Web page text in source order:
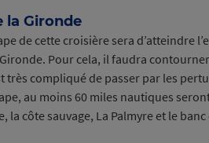
la Gironde
de cette croisière sera d’atteindre
Pour cela, il faudra
très compliqué de passer par les
au moins 60 miles nautiques
la côte sauvage, La Palmyre et le